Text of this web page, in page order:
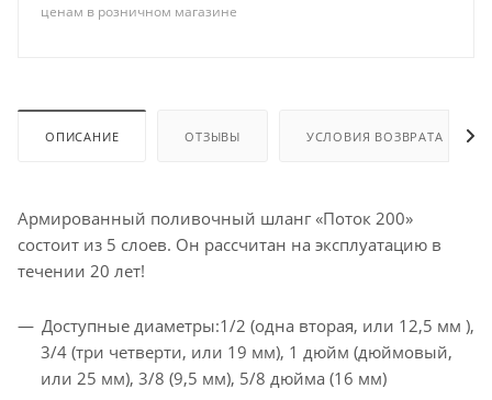
ценам в розничном магазине
ОПИСАНИЕ ОТЗЫВЫ УСЛОВИЯ ВОЗВРАТА
Армированный поливочный шланг «Поток 200»
состоит из 5 слоев. Он рассчитан на эксплуатацию в
течении 20 лет!
Доступные диаметры:1/2 (одна вторая, или 12,5 мм ),
3/4 (три четверти, или 19 мм), 1 дюйм (дюймовый,
или 25 мм), 3/8 (9,5 мм), 5/8 дюйма (16 мм)